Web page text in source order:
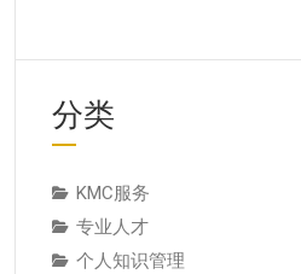
分类
KMC服务
专业人才
个人知识管理